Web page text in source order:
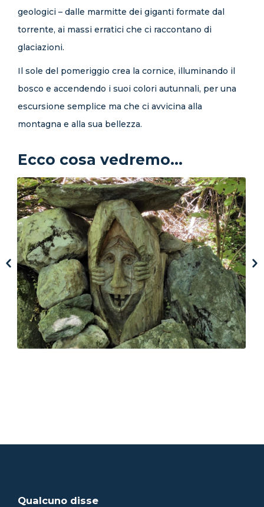
geologici – dalle marmitte dei giganti formate dal
torrente, ai massi erratici che ci raccontano di
glaciazioni.
Il sole del pomeriggio crea la cornice, illuminando il
bosco e accendendo i suoi colori autunnali, per una
escursione semplice ma che ci avvicina alla
montagna e alla sua bellezza.
Ecco cosa vedremo...
Qualcuno disse